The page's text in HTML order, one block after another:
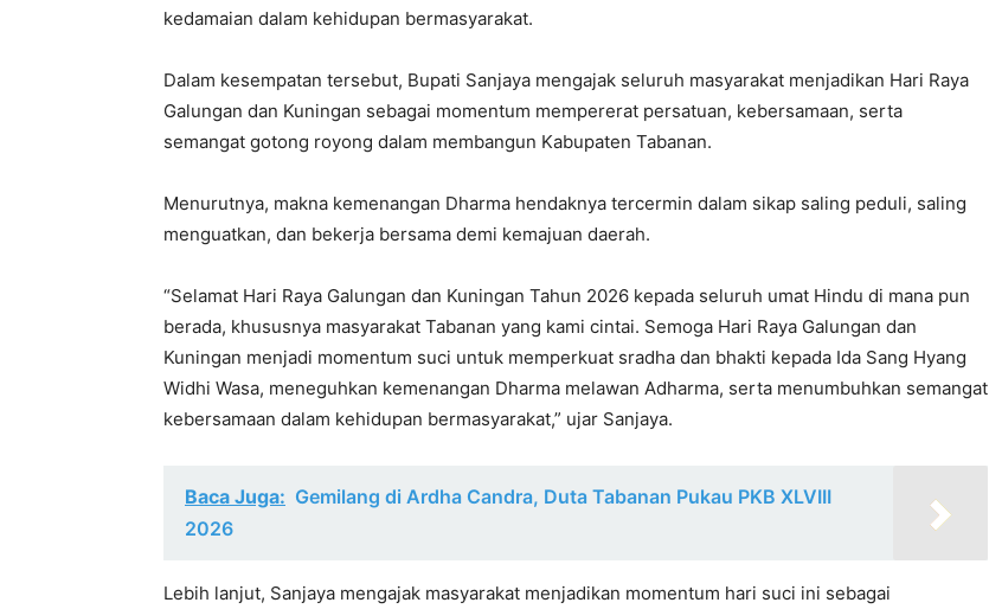
kedamaian dalam kehidupan bermasyarakat.
Dalam kesempatan tersebut, Bupati Sanjaya mengajak seluruh masyarakat menjadikan Hari Raya
Galungan dan Kuningan sebagai momentum mempererat persatuan, kebersamaan, serta
semangat gotong royong dalam membangun Kabupaten Tabanan.
Menurutnya, makna kemenangan Dharma hendaknya tercermin dalam sikap saling peduli, saling
menguatkan, dan bekerja bersama demi kemajuan daerah.
“Selamat Hari Raya Galungan dan Kuningan Tahun 2026 kepada seluruh umat Hindu di mana pun
berada, khususnya masyarakat Tabanan yang kami cintai. Semoga Hari Raya Galungan dan
Kuningan menjadi momentum suci untuk memperkuat sradha dan bhakti kepada Ida Sang Hyang
Widhi Wasa, meneguhkan kemenangan Dharma melawan Adharma, serta menumbuhkan semangat
kebersamaan dalam kehidupan bermasyarakat,” ujar Sanjaya.
Baca Juga: Gemilang di Ardha Candra, Duta Tabanan Pukau PKB XLVIII
2026
Lebih lanjut, Sanjaya mengajak masyarakat menjadikan momentum hari suci ini sebagai